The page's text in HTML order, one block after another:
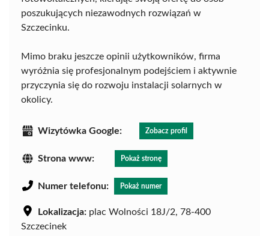
poszukujących niezawodnych rozwiązań w
Szczecinku.
Mimo braku jeszcze opinii użytkowników, firma
wyróżnia się profesjonalnym podejściem i aktywnie
przyczynia się do rozwoju instalacji solarnych w
okolicy.
Wizytówka Google: Zobacz profil
Strona www: Pokaż stronę
Numer telefonu: Pokaż numer
Lokalizacja: plac Wolności 18J/2, 78-400
Szczecinek